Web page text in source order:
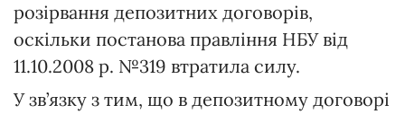
розірвання депозитних договорів,
оскільки постанова правління НБУ від
11.10.2008 р. №319 втратила силу.
У зв’язку з тим, що в депозитному договорі